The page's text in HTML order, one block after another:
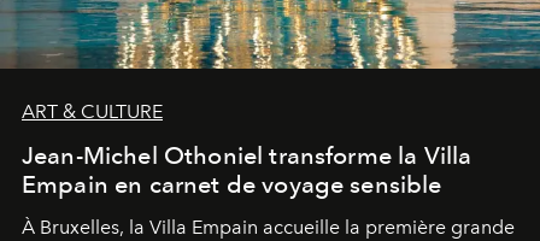
ART & CULTURE
Jean-Michel Othoniel transforme la Villa
Empain en carnet de voyage sensible
À Bruxelles, la Villa Empain accueille la première grande